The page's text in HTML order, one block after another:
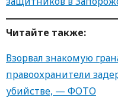
Читайте также:
Взорвал знакомую
правоохранители
убийстве, — ФОТО